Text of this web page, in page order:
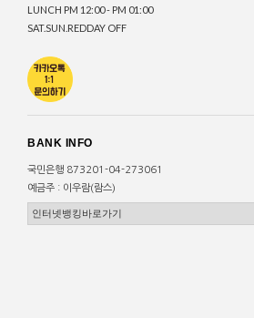
LUNCH PM 12:00 - PM 01:00
SAT.SUN.REDDAY OFF
BANK INFO
국민은행 873201-04-273061
예금주 : 이우람(람스)